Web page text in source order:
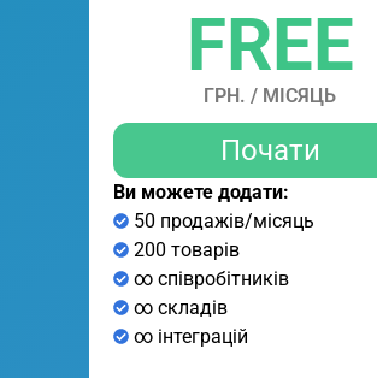
FREE
ГРН. / МІСЯЦЬ
Почати
Ви можете додати:
50 продажів/місяць
200 товарів
∞ співробітників
∞ складів
∞ інтеграцій